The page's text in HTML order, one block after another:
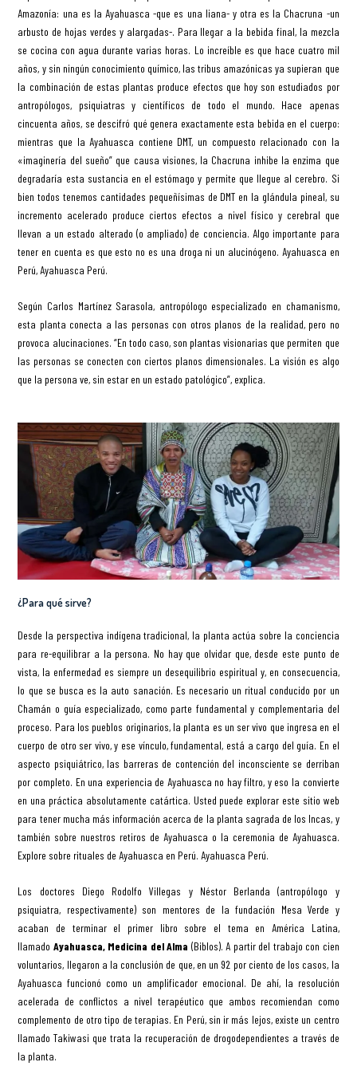
Amazonía: una es la Ayahuasca -que es una liana- y otra es la Chacruna -un
arbusto de hojas verdes y alargadas-. Para llegar a la bebida final, la mezcla
se cocina con agua durante varias horas. Lo increíble es que hace cuatro mil
años, y sin ningún conocimiento químico, las tribus amazónicas ya supieran que
la combinación de estas plantas produce efectos que hoy son estudiados por
antropólogos, psiquiatras y científicos de todo el mundo. Hace apenas
cincuenta años, se descifró qué genera exactamente esta bebida en el cuerpo:
mientras que la Ayahuasca contiene DMT, un compuesto relacionado con la
«imaginería del sueño” que causa visiones, la Chacruna inhibe la enzima que
degradaría esta sustancia en el estómago y permite que llegue al cerebro. Si
bien todos tenemos cantidades pequeñísimas de DMT en la glándula pineal, su
incremento acelerado produce ciertos efectos a nivel físico y cerebral que
llevan a un estado alterado (o ampliado) de conciencia. Algo importante para
tener en cuenta es que esto no es una droga ni un alucinógeno. Ayahuasca en
Perú, Ayahuasca Perú.
Según Carlos Martínez Sarasola, antropólogo especializado en chamanismo,
esta planta conecta a las personas con otros planos de la realidad, pero no
provoca alucinaciones. “En todo caso, son plantas visionarias que permiten que
las personas se conecten con ciertos planos dimensionales. La visión es algo
que la persona ve, sin estar en un estado patológico”, explica.
¿Para qué sirve?
Desde la perspectiva indígena tradicional, la planta actúa sobre la conciencia
para re-equilibrar a la persona. No hay que olvidar que, desde este punto de
vista, la enfermedad es siempre un desequilibrio espiritual y, en consecuencia,
lo que se busca es la auto sanación. Es necesario un ritual conducido por un
Chamán o guía especializado, como parte fundamental y complementaria del
proceso. Para los pueblos originarios, la planta es un ser vivo que ingresa en el
cuerpo de otro ser vivo, y ese vínculo, fundamental, está a cargo del guía. En el
aspecto psiquiátrico, las barreras de contención del inconsciente se derriban
por completo. En una experiencia de Ayahuasca no hay filtro, y eso la convierte
en una práctica absolutamente catártica. Usted puede explorar este sitio web
para tener mucha más información acerca de la planta sagrada de los Incas, y
también sobre nuestros retiros de Ayahuasca o la ceremonia de Ayahuasca.
Explore sobre rituales de Ayahuasca en Perú. Ayahuasca Perú.
Los doctores Diego Rodolfo Villegas y Néstor Berlanda (antropólogo y
psiquiatra, respectivamente) son mentores de la fundación Mesa Verde y
acaban de terminar el primer libro sobre el tema en América Latina,
llamado Ayahuasca, Medicina del Alma (Biblos). A partir del trabajo con cien
voluntarios, llegaron a la conclusión de que, en un 92 por ciento de los casos, la
Ayahuasca funcionó como un amplificador emocional. De ahí, la resolución
acelerada de conflictos a nivel terapéutico que ambos recomiendan como
complemento de otro tipo de terapias. En Perú, sin ir más lejos, existe un centro
llamado Takiwasi que trata la recuperación de drogodependientes a través de
la planta.